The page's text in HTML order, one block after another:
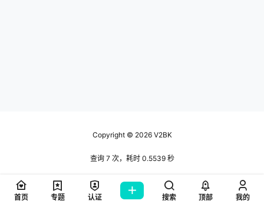
Copyright © 2026V2BK
查询 7 次，耗时 0.5539 秒
首页 专题 认证 搜索 顶部 我的